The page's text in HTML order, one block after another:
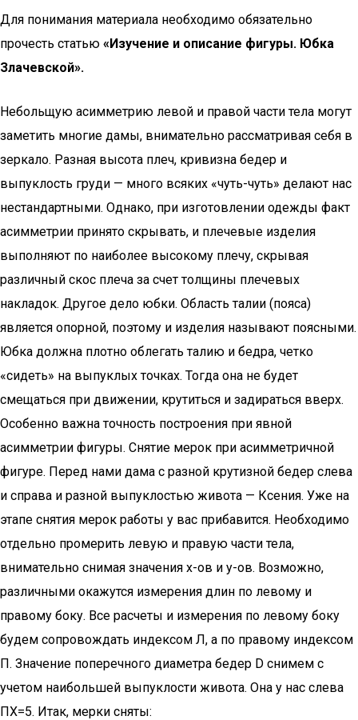
Для понимания материала необходимо обязательно
прочесть статью «Изучение и описание фигуры. Юбка
Злачевской».
Небольщую асимметрию левой и правой части тела могут
заметить многие дамы, внимательно рассматривая себя в
зеркало. Разная высота плеч, кривизна бедер и
выпуклость груди — много всяких «чуть-чуть» делают нас
нестандартными. Однако, при изготовлении одежды факт
асимметрии принято скрывать, и плечевые изделия
выполняют по наиболее высокому плечу, скрывая
различный скос плеча за счет толщины плечевых
накладок. Другое дело юбки. Область талии (пояса)
является опорной, поэтому и изделия называют поясными.
Юбка должна плотно облегать талию и бедра, четко
«сидеть» на выпуклых точках. Тогда она не будет
смещаться при движении, крутиться и задираться вверх.
Особенно важна точность построения при явной
асимметрии фигуры. Снятие мерок при асимметричной
фигуре. Перед нами дама с разной крутизной бедер слева
и справа и разной выпуклостью живота — Ксения. Уже на
этапе снятия мерок работы у вас прибавится. Необходимо
отдельно промерить левую и правую части тела,
внимательно снимая значения х-ов и у-ов. Возможно,
различными окажутся измерения длин по левому и
правому боку. Все расчеты и измерения по левому боку
будем сопровождать индексом Л, а по правому индексом
П. Значение поперечного диаметра бедер D снимем с
учетом наибольшей выпуклости живота. Она у нас слева
ПХ=5. Итак, мерки сняты: